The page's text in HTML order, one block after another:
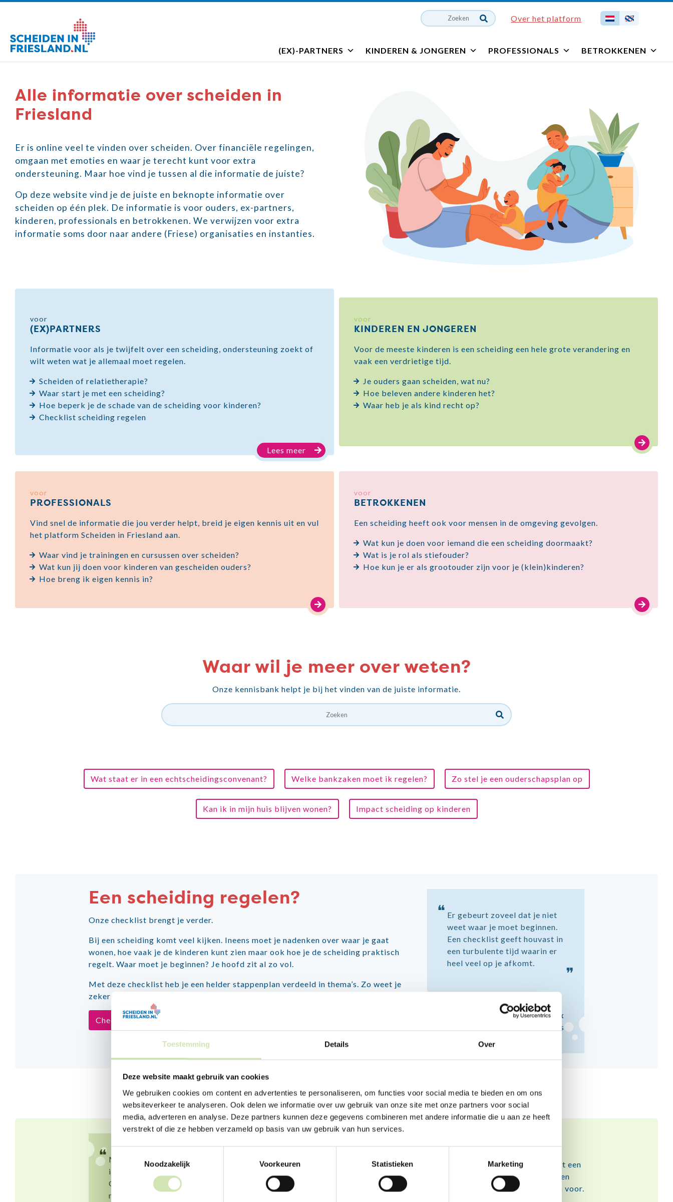
Toestemming Details Over
Deze website maakt gebruik van cookies
We gebruiken cookies om content en advertenties te personaliseren, om functies voor social media te bieden en om ons
websiteverkeer te analyseren. Ook delen we informatie over uw gebruik van onze site met onze partners voor social
media, adverteren en analyse. Deze partners kunnen deze gegevens combineren met andere informatie die u aan ze heeft
verstrekt of die ze hebben verzameld op basis van uw gebruik van hun services.
Noodzakelijk
Voorkeuren Statistieken Marketing
Over het platform
(EX)-PARTNERS KINDEREN & JONGEREN PROFESSIONALS BETROKKENEN
Alle informatie over scheiden in
Friesland
Er is online veel te vinden over scheiden. Over financiële regelingen,
omgaan met emoties en waar je terecht kunt voor extra
ondersteuning. Maar hoe vind je tussen al die informatie de juiste?
Op deze website vind je de juiste en beknopte informatie over
scheiden op één plek. De informatie is voor ouders, ex-partners,
kinderen, professionals en betrokkenen. We verwijzen voor extra
informatie soms door naar andere (Friese) organisaties en instanties.
voor
(EX)PARTNERS
Informatie voor als je twijfelt over een scheiding, ondersteuning zoekt of
wilt weten wat je allemaal moet regelen.
Scheiden of relatietherapie?
Waar start je met een scheiding?
Hoe beperk je de schade van de scheiding voor kinderen?
Checklist scheiding regelen
Lees meer
voor
KINDEREN EN JONGEREN
Voor de meeste kinderen is een scheiding een hele grote verandering en
vaak een verdrietige tijd.
Je ouders gaan scheiden, wat nu?
Hoe beleven andere kinderen het?
Waar heb je als kind recht op?
voor
PROFESSIONALS
Vind snel de informatie die jou verder helpt, breid je eigen kennis uit en vul
het platform Scheiden in Friesland aan.
Waar vind je trainingen en cursussen over scheiden?
Wat kun jij doen voor kinderen van gescheiden ouders?
Hoe breng ik eigen kennis in?
voor
BETROKKENEN
Een scheiding heeft ook voor mensen in de omgeving gevolgen.
Wat kun je doen voor iemand die een scheiding doormaakt?
Wat is je rol als stiefouder?
Hoe kun je er als grootouder zijn voor je (klein)kinderen?
Waar wil je meer over weten?
Onze kennisbank helpt je bij het vinden van de juiste informatie.
Wat staat er in een echtscheidingsconvenant? Welke bankzaken moet ik regelen? Zo stel je een ouderschapsplan op
Kan ik in mijn huis blijven wonen? Impact scheiding op kinderen
Een scheiding regelen?
Onze checklist brengt je verder.
Bij een scheiding komt veel kijken. Ineens moet je nadenken over waar je gaat
wonen, hoe vaak je de kinderen kunt zien maar ook hoe je de scheiding praktisch
regelt. Waar moet je beginnen? Je hoofd zit al zo vol.
Met deze checklist heb je een helder stappenplan verdeeld in thema’s. Zo weet je
zeker dat je niets vergeet en krijg je iets meer overzicht.
Checklist scheiding regelen
❝ Er gebeurt zoveel dat je niet
weet waar je moet beginnen.
Een checklist geeft houvast in
een turbulente tijd waarin er
heel veel op je afkomt.
❞
Alex
Vader van Cees
❝ Mijn ouders gaan scheiden en
ik vind dit heel lastig.
Gelukkig kan ik goed praten
met mijn vriendin. Dat lucht
Gaan jouw ouders uit elkaar?
Je hebt gehoord dat je ouders gaan scheiden. Voor de meeste kinderen is het een
hele grote verandering en vaak een verdrietige tijd. Hoe ga je daarmee om, en
hoe doen anderen dat? We vertellen het je graag, want je staat er niet alleen voor.